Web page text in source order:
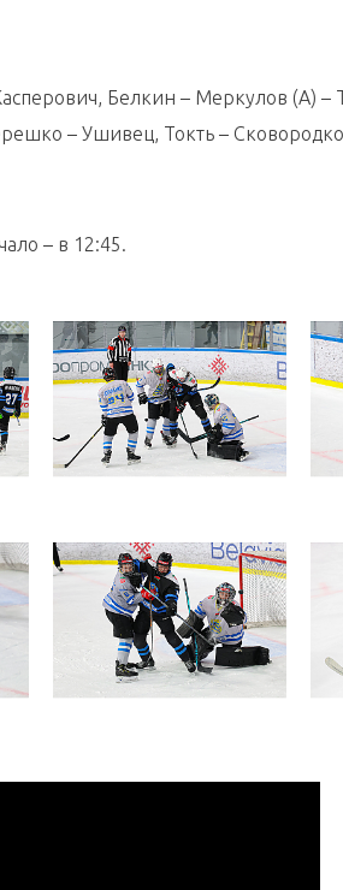
Белкин – Меркулов (А) –
– Ушивец, Токть –
– в 12:45.